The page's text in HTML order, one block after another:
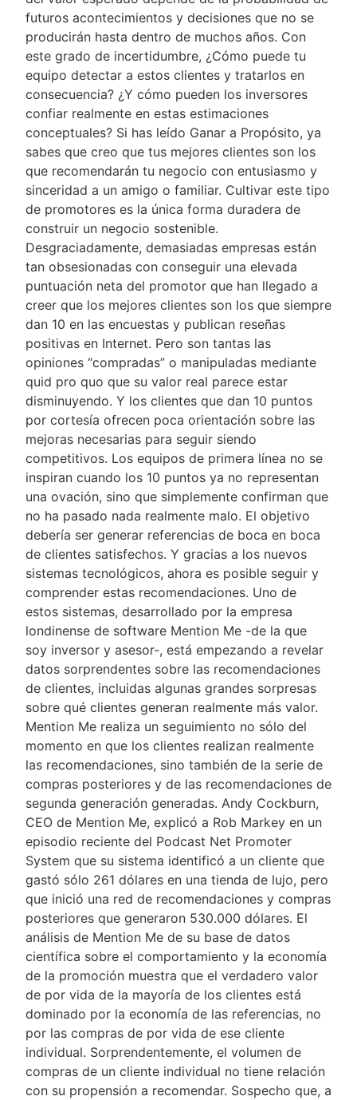
futuros acontecimientos y decisiones que no se
producirán hasta dentro de muchos años. Con
este grado de incertidumbre, ¿Cómo puede tu
equipo detectar a estos clientes y tratarlos en
consecuencia? ¿Y cómo pueden los inversores
confiar realmente en estas estimaciones
conceptuales? Si has leído Ganar a Propósito, ya
sabes que creo que tus mejores clientes son los
que recomendarán tu negocio con entusiasmo y
sinceridad a un amigo o familiar. Cultivar este tipo
de promotores es la única forma duradera de
construir un negocio sostenible.
Desgraciadamente, demasiadas empresas están
tan obsesionadas con conseguir una elevada
puntuación neta del promotor que han llegado a
creer que los mejores clientes son los que siempre
dan 10 en las encuestas y publican reseñas
positivas en Internet. Pero son tantas las
opiniones “compradas” o manipuladas mediante
quid pro quo que su valor real parece estar
disminuyendo. Y los clientes que dan 10 puntos
por cortesía ofrecen poca orientación sobre las
mejoras necesarias para seguir siendo
competitivos. Los equipos de primera línea no se
inspiran cuando los 10 puntos ya no representan
una ovación, sino que simplemente confirman que
no ha pasado nada realmente malo. El objetivo
debería ser generar referencias de boca en boca
de clientes satisfechos. Y gracias a los nuevos
sistemas tecnológicos, ahora es posible seguir y
comprender estas recomendaciones. Uno de
estos sistemas, desarrollado por la empresa
londinense de software Mention Me -de la que
soy inversor y asesor-, está empezando a revelar
datos sorprendentes sobre las recomendaciones
de clientes, incluidas algunas grandes sorpresas
sobre qué clientes generan realmente más valor.
Mention Me realiza un seguimiento no sólo del
momento en que los clientes realizan realmente
las recomendaciones, sino también de la serie de
compras posteriores y de las recomendaciones de
segunda generación generadas. Andy Cockburn,
CEO de Mention Me, explicó a Rob Markey en un
episodio reciente del Podcast Net Promoter
System que su sistema identificó a un cliente que
gastó sólo 261 dólares en una tienda de lujo, pero
que inició una red de recomendaciones y compras
posteriores que generaron 530.000 dólares. El
análisis de Mention Me de su base de datos
científica sobre el comportamiento y la economía
de la promoción muestra que el verdadero valor
de por vida de la mayoría de los clientes está
dominado por la economía de las referencias, no
por las compras de por vida de ese cliente
individual. Sorprendentemente, el volumen de
compras de un cliente individual no tiene relación
con su propensión a recomendar. Sospecho que, a